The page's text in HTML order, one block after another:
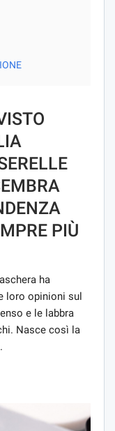
PIÙ
ha
loro opinioni sul
e le labbra
Nasce così la